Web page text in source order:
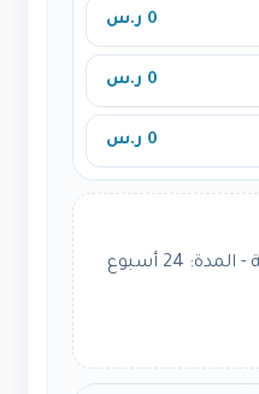
0 ر.س
0 ر.س
0 ر.س
24 أسبوع